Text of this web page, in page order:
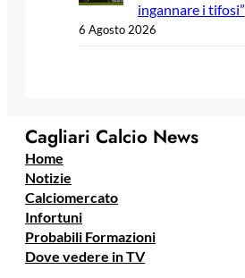
ingannare i tifosi”
6 Agosto 2026
Cagliari Calcio News
Home
Notizie
Calciomercato
Infortuni
Probabili Formazioni
Dove vedere in TV